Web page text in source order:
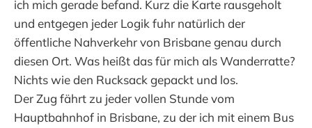
ich mich gerade befand. Kurz die Karte rausgeholt
und entgegen jeder Logik fuhr natürlich der
öffentliche Nahverkehr von Brisbane genau durch
diesen Ort. Was heißt das für mich als Wanderratte?
Nichts wie den Rucksack gepackt und los.
Der Zug fährt zu jeder vollen Stunde vom
Hauptbahnhof in Brisbane, zu der ich mit einem Bus